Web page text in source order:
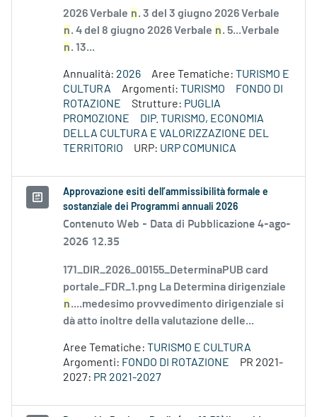
2026 Verbale n. 3 del 3 giugno 2026 Verbale
n. 4 del 8 giugno 2026 Verbale n. 5...Verbale
n. 13...
Annualità: 2026 Aree Tematiche: TURISMO E
CULTURA
Argomenti: TURISMO
FONDO DI
ROTAZIONE
Strutture: PUGLIA
PROMOZIONE
DIP. TURISMO, ECONOMIA
DELLA CULTURA E VALORIZZAZIONE DEL
TERRITORIO
URP: URP COMUNICA
Approvazione esiti dell’ammissibilità formale e
sostanziale dei Programmi annuali 2026
Contenuto Web - Data di Pubblicazione 4-ago-
2026 12.35
171_DIR_2026_00155_DeterminaPUB card
portale_FDR_1.png La Determina dirigenziale
n....medesimo provvedimento dirigenziale si
dà atto inoltre della valutazione delle...
Aree Tematiche: TURISMO E CULTURA
Argomenti: FONDO DI ROTAZIONE
PR 2021-
2027: PR 2021-2027